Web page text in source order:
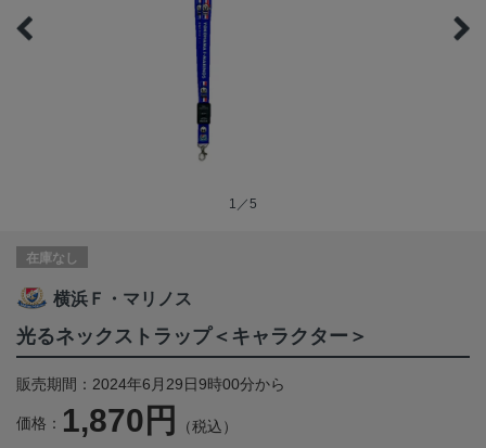
1／5
在庫なし
横浜Ｆ・マリノス
光るネックストラップ＜キャラクター＞
販売期間：2024年6月29日9時00分から
価格： 1,870円 （税込）